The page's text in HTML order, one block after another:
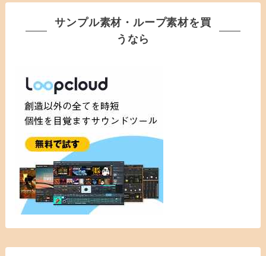
サンプル素材・ループ素材を買
うなら